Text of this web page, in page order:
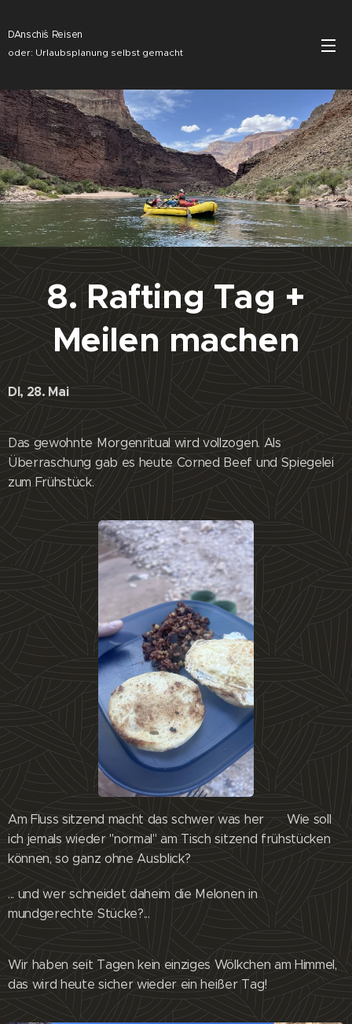
DAnschi´s Reisen
oder: Urlaubsplanung selbst gemacht
8. Rafting Tag +
Meilen machen
DI, 28. Mai
Das gewohnte Morgenritual wird vollzogen. Als
Überraschung gab es heute Corned Beef und Spiegelei
zum Frühstück.
Am Fluss sitzend macht das schwer was her 😊 Wie soll
ich jemals wieder "normal" am Tisch sitzend frühstücken
können, so ganz ohne Ausblick?
... und wer schneidet daheim die Melonen in
mundgerechte Stücke?...
Wir haben seit Tagen kein einziges Wölkchen am Himmel,
das wird heute sicher wieder ein heißer Tag!